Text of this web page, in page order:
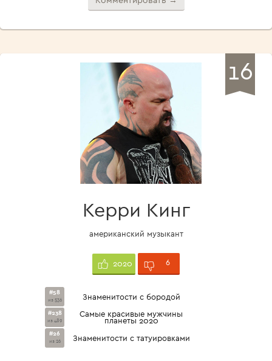
16
Керри Кинг
американский музыкант
2020 6
#58
из 536 Знаменитости с бородой
#238
из 489
Самые красивые мужчины
планеты 2020
#26
из 26 Знаменитости с татуировками